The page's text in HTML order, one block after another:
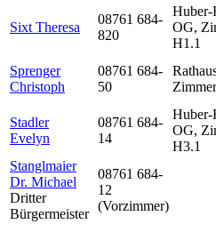
Sixt Theresa
08761 684-
820
Huber-
OG,
H1.1
Sprenger
Christoph
08761 684-
50
Stadler
Evelyn
08761 684-
14
Huber-
OG,
H3.1
Stanglmaier
Dr. Michael
Dritter
Bürgermeister
08761 684-
12
(Vorzimmer)